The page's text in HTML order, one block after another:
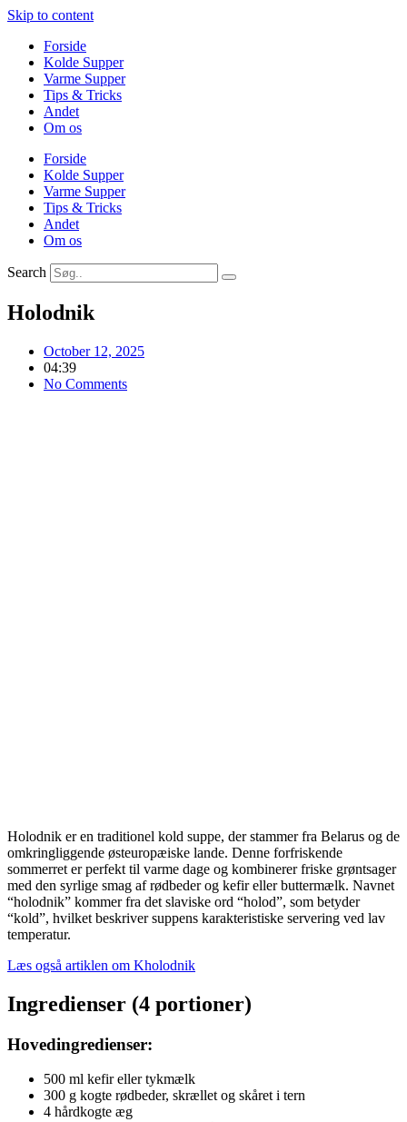
Skip to content
Forside
Kolde Supper
Varme Supper
Tips & Tricks
Andet
Om os
Forside
Kolde Supper
Varme Supper
Tips & Tricks
Andet
Om os
Search
Holodnik
October 12, 2025
04:39
No Comments
Holodnik er en traditionel kold suppe, der stammer fra Belarus og de
omkringliggende østeuropæiske lande. Denne forfriskende
sommerret er perfekt til varme dage og kombinerer friske grøntsager
med den syrlige smag af rødbeder og kefir eller buttermælk. Navnet
“holodnik” kommer fra det slaviske ord “holod”, som betyder
“kold”, hvilket beskriver suppens karakteristiske servering ved lav
temperatur.
Læs også artiklen om Kholodnik
Ingredienser (4 portioner)
Hovedingredienser:
500 ml kefir eller tykmælk
300 g kogte rødbeder, skrællet og skåret i tern
4 hårdkogte æg